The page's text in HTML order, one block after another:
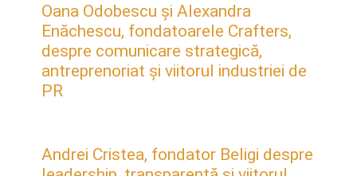
Oana Odobescu și Alexandra
Enăchescu, fondatoarele Crafters,
despre comunicare strategică,
antreprenoriat și viitorul industriei de
PR
Andrei Cristea, fondator Beligi despre